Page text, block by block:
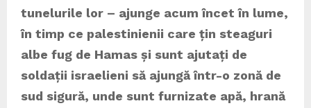
tunelurile lor – ajunge acum încet în lume,
în timp ce palestinienii care țin steaguri
albe fug de Hamas și sunt ajutați de
soldații israelieni să ajungă într-o zonă de
sud sigură, unde sunt furnizate apă, hrană